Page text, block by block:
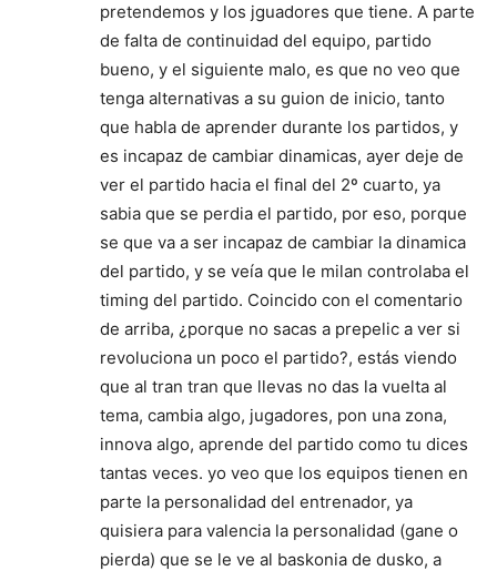
pretendemos y los jguadores que tiene. A parte
de falta de continuidad del equipo, partido
bueno, y el siguiente malo, es que no veo que
tenga alternativas a su guion de inicio, tanto
que habla de aprender durante los partidos, y
es incapaz de cambiar dinamicas, ayer deje de
ver el partido hacia el final del 2º cuarto, ya
sabia que se perdia el partido, por eso, porque
se que va a ser incapaz de cambiar la dinamica
del partido, y se veía que le milan controlaba el
timing del partido. Coincido con el comentario
de arriba, ¿porque no sacas a prepelic a ver si
revoluciona un poco el partido?, estás viendo
que al tran tran que llevas no das la vuelta al
tema, cambia algo, jugadores, pon una zona,
innova algo, aprende del partido como tu dices
tantas veces. yo veo que los equipos tienen en
parte la personalidad del entrenador, ya
quisiera para valencia la personalidad (gane o
pierda) que se le ve al baskonia de dusko, a